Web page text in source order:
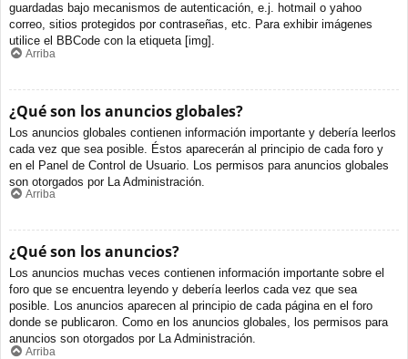
guardadas bajo mecanismos de autenticación, e.j. hotmail o yahoo
correo, sitios protegidos por contraseñas, etc. Para exhibir imágenes
utilice el BBCode con la etiqueta [img].
Arriba
¿Qué son los anuncios globales?
Los anuncios globales contienen información importante y debería leerlos
cada vez que sea posible. Éstos aparecerán al principio de cada foro y
en el Panel de Control de Usuario. Los permisos para anuncios globales
son otorgados por La Administración.
Arriba
¿Qué son los anuncios?
Los anuncios muchas veces contienen información importante sobre el
foro que se encuentra leyendo y debería leerlos cada vez que sea
posible. Los anuncios aparecen al principio de cada página en el foro
donde se publicaron. Como en los anuncios globales, los permisos para
anuncios son otorgados por La Administración.
Arriba